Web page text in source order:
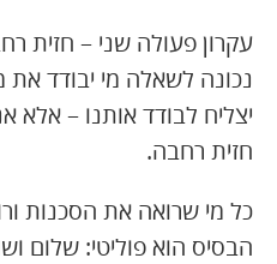
עקרון פעולה שני – חזית
נכונה לשאלה מי יבודד את
יצליח לבודד אותנו – אלא
חזית רחבה.
כל מי שרואה את הסכנות
הבסיס הוא פוליטי: שלום